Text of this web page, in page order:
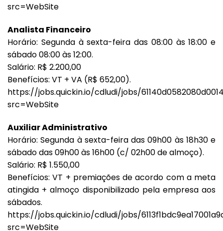
src=WebSite
Analista Financeiro
Horário: Segunda à sexta-feira das 08:00 às 18:00 e
sábado 08:00 às 12:00.
Salário: R$ 2.200,00
Benefícios: VT + VA (R$ 652,00).
https://jobs.quickin.io/cdludi/jobs/
src=WebSite
Auxiliar Administrativo
Horário: Segunda à sexta-feira das 09h00 às 18h30 e
sábado das 09h00 às 16h00 (c/ 02h00 de almoço).
Salário: R$ 1.550,00
Benefícios: VT + premiações de acordo com a meta
atingida + almoço disponibilizado pela empresa aos
sábados.
https://jobs.quickin.io/cdludi/jobs/
src=WebSite